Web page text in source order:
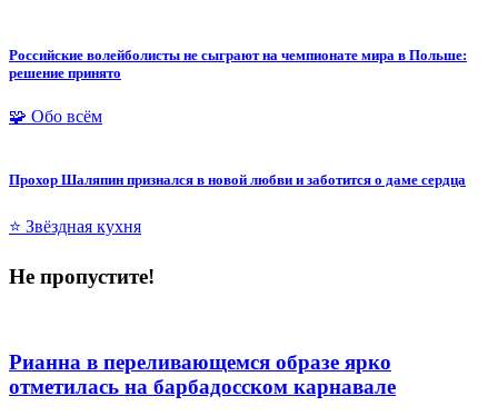
Российские волейболисты не сыграют на чемпионате мира в Польше:
решение принято
🧩 Обо всём
Прохор Шаляпин признался в новой любви и заботится о даме сердца
⭐ Звёздная кухня
Не пропустите!
Рианна в переливающемся образе ярко
отметилась на барбадосском карнавале